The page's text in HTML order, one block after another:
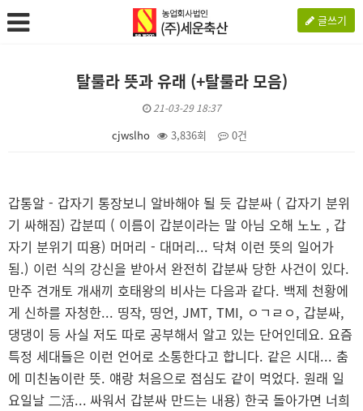
글쓰기
탈룰라 뜻과 유래 (+탈룰라 모음)
21-03-29 18:37
cjwslho 3,836회 0건
갑통알 - 갑자기 통장보니 알바해야 될 듯 갑분싸 ( 갑자기 분위
기 싸해짐) 갑분띠 ( 이름이 갑분이라는 말 아님 오해 노노 , 갑
자기 분위기 띠용) 머머리 - 대머리... 닥쳐 이런 뜻의 일어가
됨.) 이런 식의 강신을 받아서 완전히 갑분싸 당한 사건이 있다.
만주 견개토 개새끼 호태왕의 비사는 다음과 같다. 백제 천황에
게 신하를 자청한... 띵작, 띵언, JMT, TMI, ㅇㄱㄹㅇ, 갑분싸,
댕댕이 등 사실 저도 따로 공부해서 알고 있는 단어인데요. 요즘
특정 세대들은 이런 언어로 소통한다고 합니다. 같은 시대... 춤
에 미친놈이란 뜻. 얘랑 처음으로 점심도 같이 먹었다. 원래 일
요일날 二活... 싸워서 갑분싸 만드는 내용) 한국 돌아가면 너희